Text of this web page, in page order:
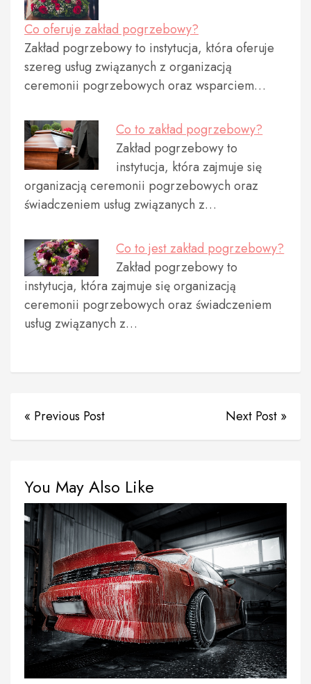
Co oferuje zakład pogrzebowy?
Zakład pogrzebowy to instytucja, która oferuje
szereg usług związanych z organizacją
ceremonii pogrzebowych oraz wsparciem…
Co to zakład pogrzebowy?
Zakład pogrzebowy to
instytucja, która zajmuje się
organizacją ceremonii pogrzebowych oraz
świadczeniem usług związanych z…
Co to jest zakład pogrzebowy?
Zakład pogrzebowy to
instytucja, która zajmuje się organizacją
ceremonii pogrzebowych oraz świadczeniem
usług związanych z…
« Previous Post Next Post »
You May Also Like